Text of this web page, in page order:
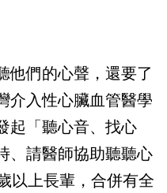
他們的心聲，還要了
介入性心臟血管醫學
起「聽心音、找心
、請醫師協助聽聽心
以上長輩，合併有全